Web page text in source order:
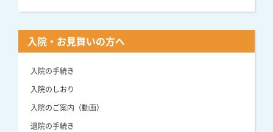
入院・お見舞いの方へ
入院の手続き
入院のしおり
入院のご案内（動画）
退院の手続き